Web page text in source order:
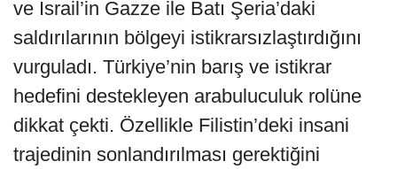
ve İsrail’in Gazze ile Batı Şeria’daki
saldırılarının bölgeyi istikrarsızlaştırdığını
vurguladı. Türkiye’nin barış ve istikrar
hedefini destekleyen arabuluculuk rolüne
dikkat çekti. Özellikle Filistin’deki insani
trajedinin sonlandırılması gerektiğini